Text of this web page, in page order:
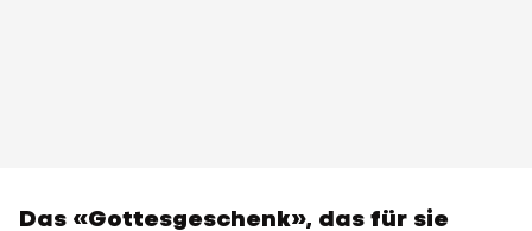
Das «Gottesgeschenk», das für sie